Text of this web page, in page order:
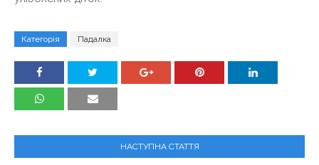
Категорія Падалка
НАСТУПНА СТАТТЯ